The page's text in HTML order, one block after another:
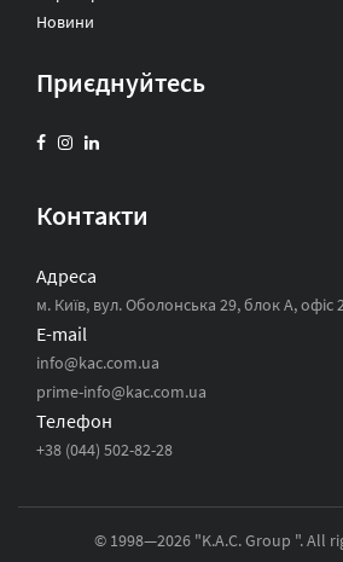
Новини
Приєднуйтесь
Контакти
Адреса
м. Київ, вул. Оболонська 29, блок А, офіс
E-mail
info@kac.com.ua
prime-info@kac.com.ua
Телефон
+38 (044) 502-82-28
© 1998—2026 "K.A.C. Group ". All